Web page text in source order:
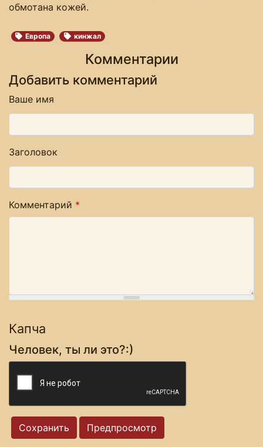
обмотана кожей.
Европа кинжал
Комментарии
Добавить комментарий
Ваше имя
Заголовок
Комментарий *
Капча
Человек, ты ли это?:)